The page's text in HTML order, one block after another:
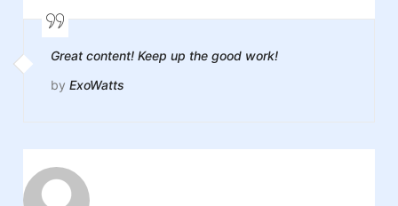
Great content! Keep up the good work!
by ExoWatts